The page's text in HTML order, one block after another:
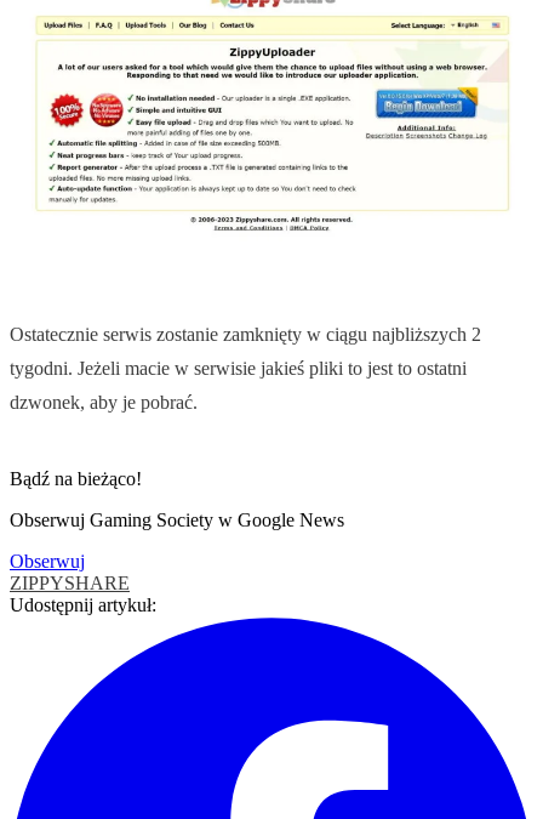
Ostatecznie serwis zostanie zamknięty w ciągu najbliższych 2
tygodni. Jeżeli macie w serwisie jakieś pliki to jest to ostatni
dzwonek, aby je pobrać.
Bądź na bieżąco!
Obserwuj Gaming Society w Google News
Obserwuj
ZIPPYSHARE
Udostępnij artykuł: